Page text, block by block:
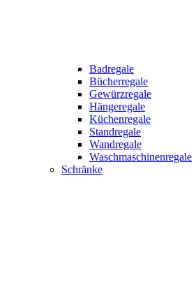
Badregale
Bücherregale
Gewürzregale
Hängeregale
Küchenregale
Standregale
Wandregale
Waschmaschinenregale
Schränke